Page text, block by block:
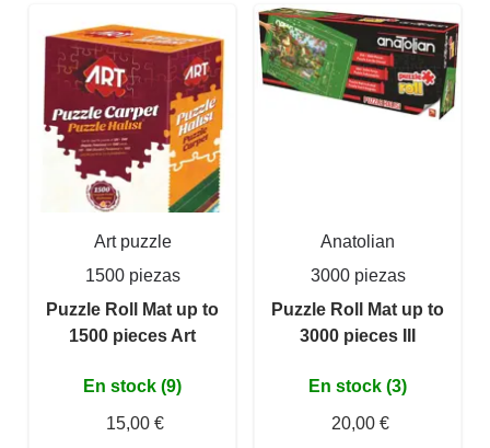
Art puzzle
1500 piezas
Puzzle Roll Mat up to
1500 pieces Art
En stock (9)
15,00 €
Anatolian
3000 piezas
Puzzle Roll Mat up to
3000 pieces III
En stock (3)
20,00 €